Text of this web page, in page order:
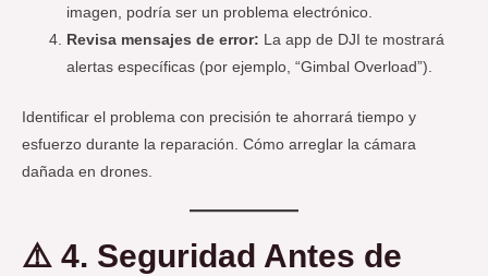
imagen, podría ser un problema electrónico.
Revisa mensajes de error: La app de DJI te mostrará
alertas específicas (por ejemplo, “Gimbal Overload”).
Identificar el problema con precisión te ahorrará tiempo y
esfuerzo durante la reparación. Cómo arreglar la cámara
dañada en drones.
⚠️ 4. Seguridad Antes de